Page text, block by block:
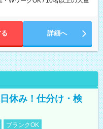
詳細へ
休み！仕分け・検
ブランクOK